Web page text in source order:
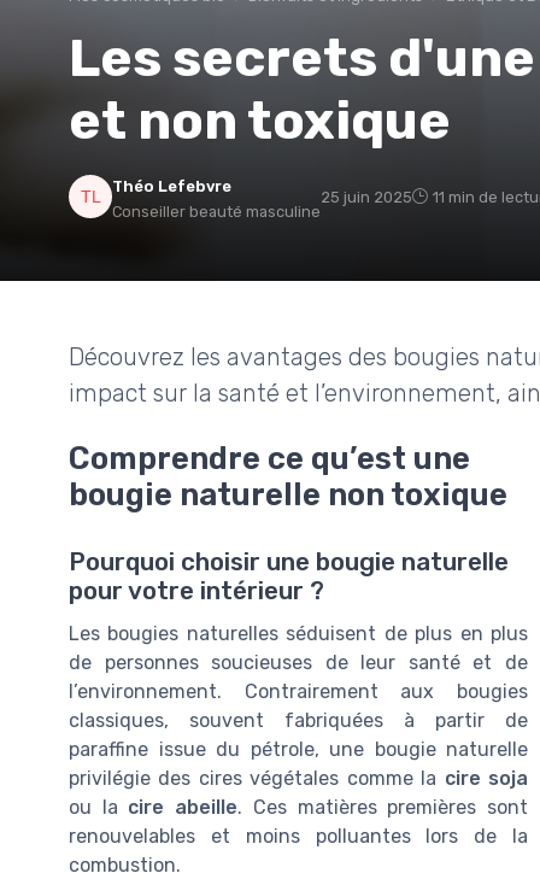
Les secrets
et non toxique
Théo Lefebvre
Conseiller beauté masculine
25 juin 2025 11 min de
Découvrez les avantages des bougies
impact sur la santé et l’environnement,
Comprendre ce qu’est une
bougie naturelle non toxique
Pourquoi choisir une bougie naturelle
pour votre intérieur ?
Les bougies naturelles séduisent de plus en plus
de personnes soucieuses de leur santé et de
l’environnement. Contrairement aux bougies
classiques, souvent fabriquées à partir de
paraffine issue du pétrole, une bougie naturelle
privilégie des cires végétales comme la cire soja
ou la cire abeille. Ces matières premières sont
renouvelables et moins polluantes lors de la
combustion.